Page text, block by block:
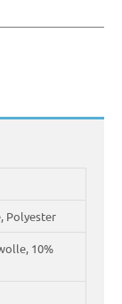
Polyester
10%